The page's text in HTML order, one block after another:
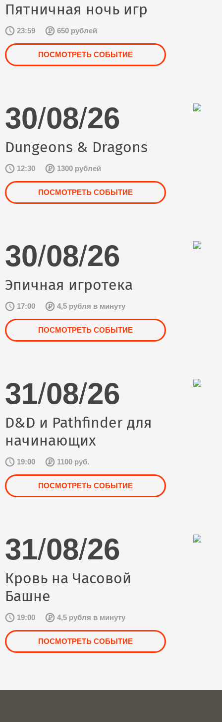
Пятничная ночь игр
23:59 650 рублей
ПОСМОТРЕТЬ СОБЫТИЕ
30/08/26
Dungeons & Dragons
12:30 1300 рублей
ПОСМОТРЕТЬ СОБЫТИЕ
30/08/26
Эпичная игротека
17:00 4,5 рубля в минуту
ПОСМОТРЕТЬ СОБЫТИЕ
31/08/26
D&D и Pathfinder для
начинающих
19:00 1100 руб.
ПОСМОТРЕТЬ СОБЫТИЕ
31/08/26
Кровь на Часовой
Башне
19:00 4,5 рубля в минуту
ПОСМОТРЕТЬ СОБЫТИЕ